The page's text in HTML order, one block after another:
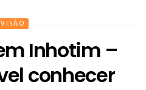
VISÃO
Inhotim –
conhecer